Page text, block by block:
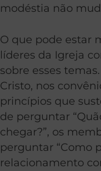
modéstia não
O que pode estar
líderes da Igreja
sobre esses
Cristo, nos
princípios que
de perguntar
chegar?”, os
perguntar “Como
relacionamento